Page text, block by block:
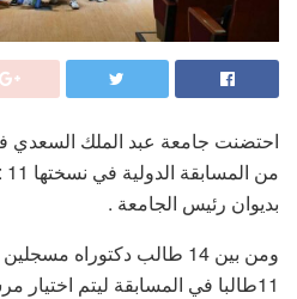
احتضنت جامعة عبد الملك السعدي
بديوان رئيس الجامعة .
ومن بين 14 طالب دكتوراه
11طالبا في المسابقة ليتم اختيار